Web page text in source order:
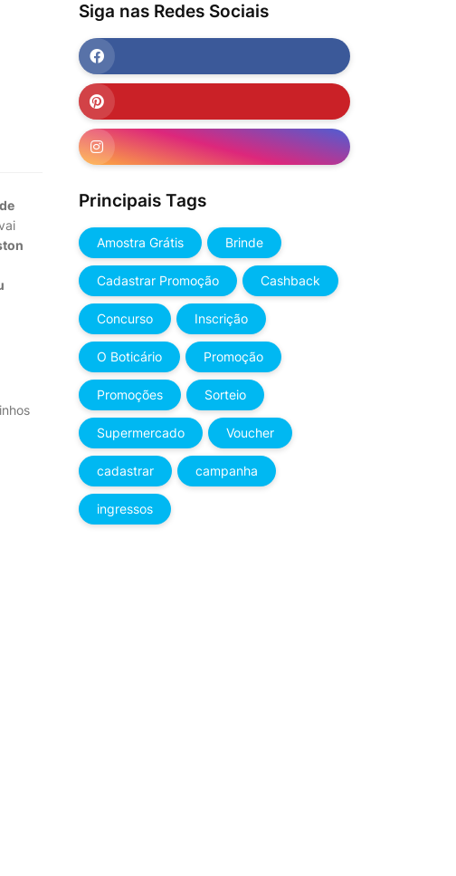
Siga nas Redes Sociais
Principais Tags
Amostra Grátis Brinde
Cadastrar Promoção Cashback
Concurso Inscrição
O Boticário Promoção
Promoções Sorteio
Supermercado Voucher
cadastrar campanha
ingressos